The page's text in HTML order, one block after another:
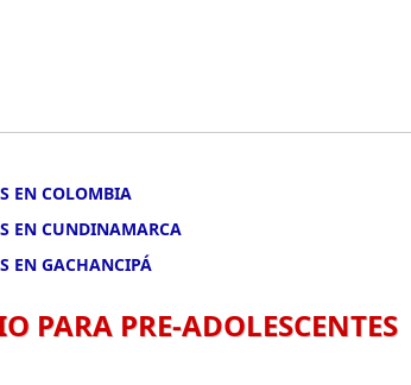
EN COLOMBIA
EN CUNDINAMARCA
EN GACHANCIPÁ
PARA PRE-ADOLESCENTES